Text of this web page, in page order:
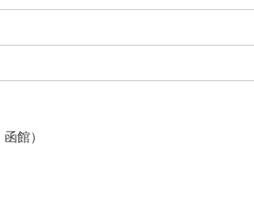
館）